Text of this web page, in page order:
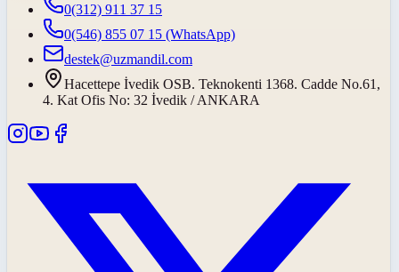
0(312) 911 37 15
0(546) 855 07 15 (WhatsApp)
destek@uzmandil.com
Hacettepe İvedik OSB. Teknokenti 1368. Cadde No.61,
4. Kat Ofis No: 32 İvedik / ANKARA